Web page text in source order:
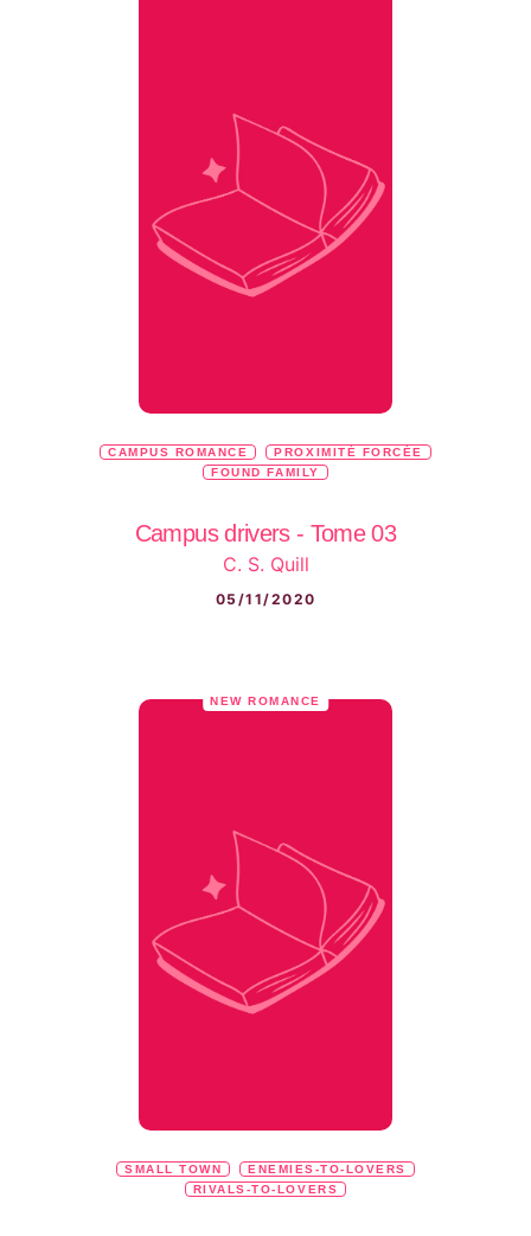
CAMPUS ROMANCE
PROXIMITÉ FORCÉE
FOUND FAMILY
Campus drivers - Tome 03
C. S. Quill
05/11/2020
NEW ROMANCE
SMALL TOWN
ENEMIES-TO-LOVERS
RIVALS-TO-LOVERS